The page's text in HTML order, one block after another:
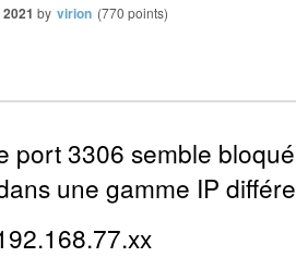
by virion (770 points)
port 3306 semble
une gamme IP